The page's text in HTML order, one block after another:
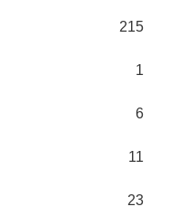
215
1
6
11
23